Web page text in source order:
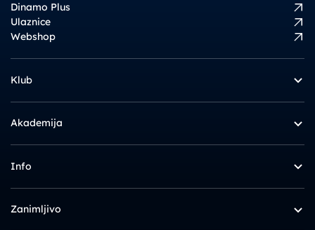
Dinamo Plus
Ulaznice
Webshop
Klub
Akademija
Info
Zanimljivo